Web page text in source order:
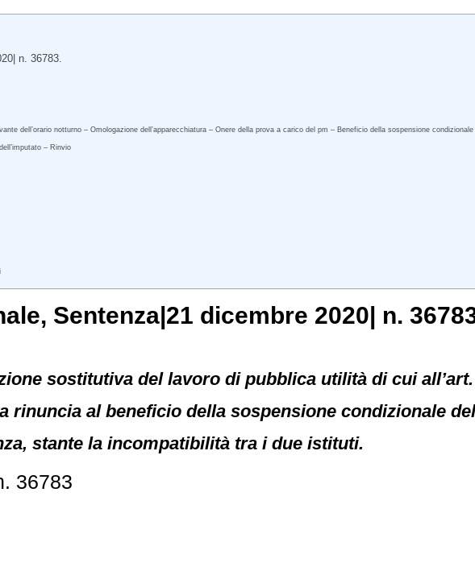
n. 36783.
dell’orario notturno – Omologazione dell’apparecchiatura – Onere della prova a carico del pm – Beneficio della sospensione
– Rinvio
, Sentenza|21 dicembre 2020| n.
sostitutiva del lavoro di pubblica utilità di cui
rinuncia al beneficio della sospensione condizionale
stante la incompatibilità tra i due istituti.
36783